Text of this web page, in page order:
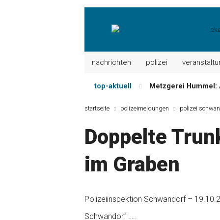
nachrichten polizei
top-aktuell Metzgerei Hummel:
Der „deutsche
Maxhütter
Nutzen Sie aktuelle
startseite polizeimeldungen polizei
Doppelte
im Graben
Polizeiinspektion Schwandorf –
Schwandorf …..